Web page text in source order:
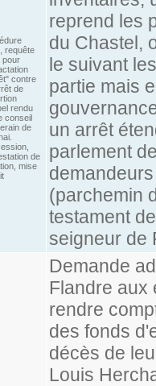
requête
pour
contre
de
rendu
conseil
de
de
mise
reprend les
du Chastel,
le suivant
partie mais
un arrêt
parlement
(parchemin
testament
seigneur de
Demande
Flandre aux
rendre
des fonds
décès de
Louis